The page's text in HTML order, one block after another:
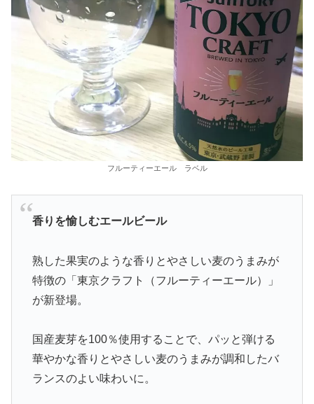
フルーティーエール ラベル
香りを愉しむエールビール
熟した果実のような香りとやさしい麦のうまみが
特徴の「東京クラフト（フルーティーエール）」
が新登場。
国産麦芽を100％使用することで、パッと弾ける
華やかな香りとやさしい麦のうまみが調和したバ
ランスのよい味わいに。